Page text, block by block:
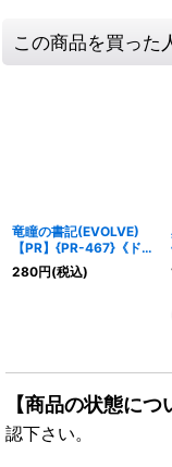
この商品を買った
竜瞳の書記(EVOLVE)
【PR】{PR-467}《ドラ
ゴン》
280円(税込)
【商品の状態につ
認下さい。